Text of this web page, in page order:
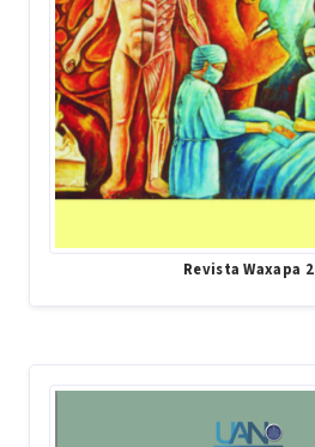
Revista Waxapa 2